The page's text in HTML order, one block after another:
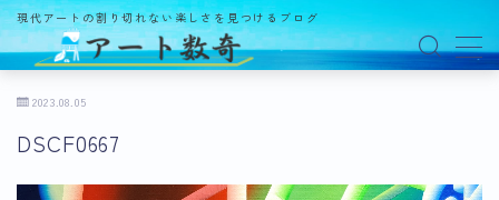
現代アートの割り切れない楽しさを見つけるブログ
アート数奇とは？
2023.08.05
DSCF0667